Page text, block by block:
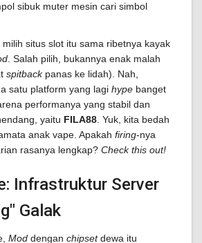
sibuk muter mesin cari simbol
situs slot itu sama ribetnya kayak
. Salah pilih, bukannya enak malah
spitbackpanas ke lidah). Nah,
satu platform yang lagi hype banget
performanya yang stabil dan
yaitu FILA88 . Yuk, kita bedah
anak vape. Apakah firing-nya
rasanya lengkap? Check this out!
Infrastruktur Server
Galak
Mod dengan chipsetdewa itu